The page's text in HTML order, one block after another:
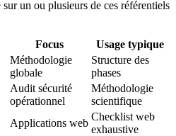
un ou plusieurs de ces référentiels
Focus
Usage typique
Méthodologie
globale
Structure des
phases
Audit sécurité
opérationnel
Méthodologie
scientifique
Applications web
Checklist web
exhaustive